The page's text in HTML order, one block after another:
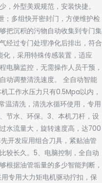
，外型美观规范，安装快捷。
；多组快开密封门，方便维护检
把沉积的污物自动收集到专门集
经过专门处理净化后排出，符合
，采用特殊传感装置，适应
电脑监控，无需操作人员干预，
动调整清洗速度。 全自动智能
工作水压力只有0.5Mpa以内，
温清洗，清洗水循环使用，专用
节水、环保。3、本机刀杆，设
水流量大，旋转速度高，达700
应用组合刀具，紧贴油管
较长久。5、电脑控制，全自动
根据油管垢量的多少智能判断，
专用大力矩电机驱动拧扣，保